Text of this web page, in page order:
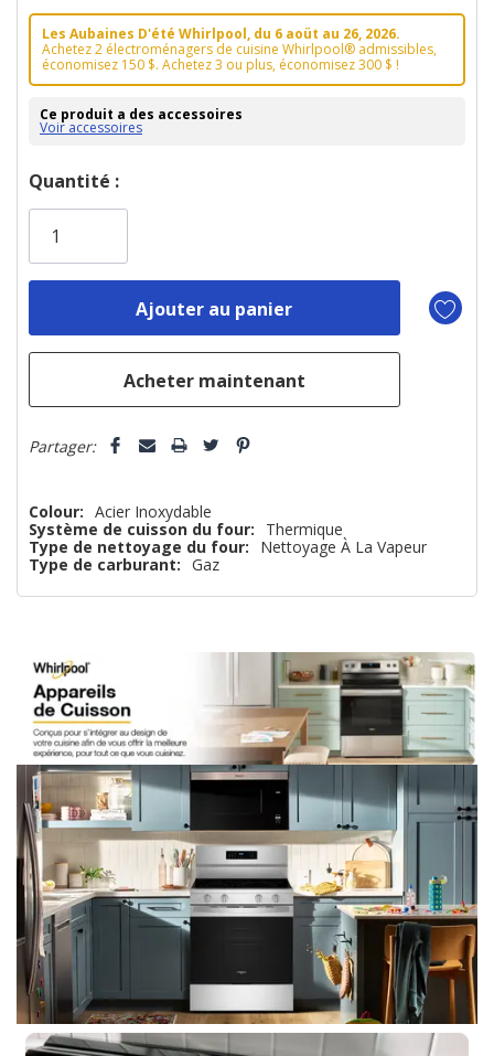
Les Aubaines D'été Whirlpool, du 6 aoüt au 26, 2026.
Achetez 2 électroménagers de cuisine Whirlpool® admissibles,
économisez 150 $. Achetez 3 ou plus, économisez 300 $ !
Ce produit a des accessoires
Voir accessoires
Dépêchez-
vous!
plus
Quantité :
Partager:
Colour: Acier Inoxydable
Système de cuisson du four:
Thermique
Type de nettoyage du four:
Nettoyage À La Vapeur
Type de carburant: Gaz